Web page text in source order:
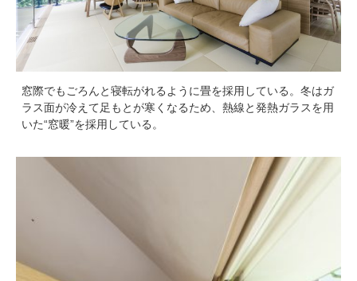
窓際でもごろんと寝転がれるように畳を採用している。冬はガ
ラス面が冷えて足もとが寒くなるため、熱線と発熱ガラスを用
いた“窓暖”を採用している。